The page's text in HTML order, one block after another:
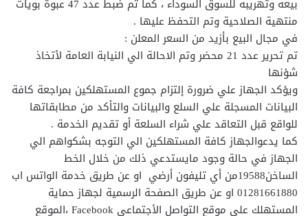
بيعه وتهريبه للسوق السوداء ، كما تم ضبط عدد 47 عبوة بويات
منتهية الصلاحية وتم التحفظ عليها .
في مجال البيع بأزيد من السعر المعلن :
تم تحرير عدد 21 محضر وتم الاحالة الي النيابة العامة لأتخاذ
شؤنها
ويؤكد الجهاز علي ضرورة إلتزام جموع المستهلكين بمراجعة كافة
البيانات المسجلة علي السلع والبيانات والتأكد من مطابقاتها
للواقع قبل التعاقد علي شراء السلعة أو تقديم الخدمة .
كما يدعوالجهاز كافة المستهلكين الي التوجه بشكواهم الي
الجهاز في حالة وجود مايستدعي ذلك من خلال الخط
الساخن19588من أي تليفون أرضي او عن طريق خدمة الواتس اب
01281661880 او عن طريق الصفحة الرسمية لجهاز حماية
المستهلك علي موقع التواصل الأجتماعي Facebook ،الموقع